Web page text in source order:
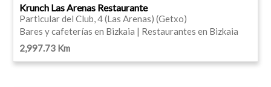
Krunch Las Arenas Restaurante
Particular del Club, 4 (Las Arenas) (Getxo)
Bares y cafeterías en Bizkaia | Restaurantes en Bizkaia
2,997.73 Km